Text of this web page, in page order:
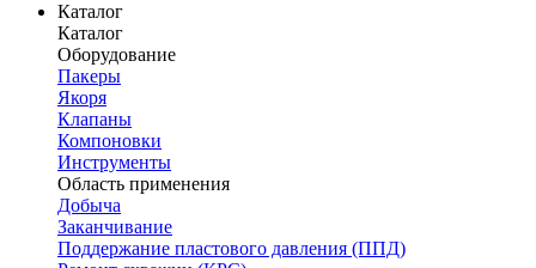
Каталог
Каталог
Оборудование
Пакеры
Якоря
Клапаны
Компоновки
Инструменты
Область применения
Добыча
Заканчивание
Поддержание пластового давления (ППД)